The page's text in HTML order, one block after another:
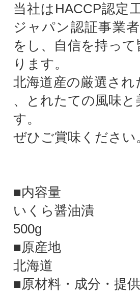
当社はHACCP認定
ジャパン認証事業
をし、自信を持っ
ります。
北海道産の厳選さ
、とれたての風味
す。
ぜひご賞味ください
■内容量
いくら醤油漬
500g
■原産地
北海道
■原材料・成分・提